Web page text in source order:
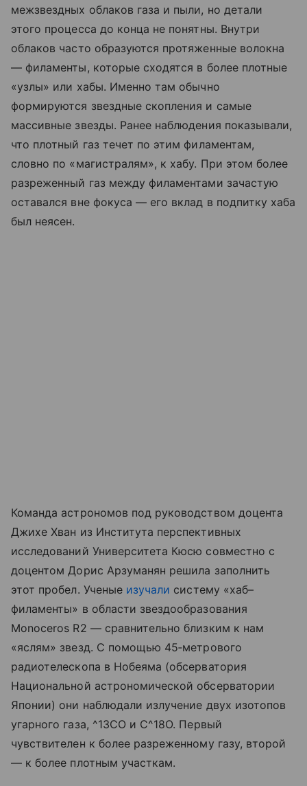
межзвездных облаков газа и пыли, но детали
этого процесса до конца не понятны. Внутри
облаков часто образуются протяженные волокна
— филаменты, которые сходятся в более плотные
«узлы» или хабы. Именно там обычно
формируются звездные скопления и самые
массивные звезды. Ранее наблюдения показывали,
что плотный газ течет по этим филаментам,
словно по «магистралям», к хабу. При этом более
разреженный газ между филаментами зачастую
оставался вне фокуса — его вклад в подпитку хаба
был неясен.
Команда астрономов под руководством доцента
Джихе Хван из Института перспективных
исследований Университета Кюсю совместно с
доцентом Дорис Арзуманян решила заполнить
этот пробел. Ученые изучали систему «хаб–
филаменты» в области звездообразования
Monoceros R2 — сравнительно близким к нам
«яслям» звезд. С помощью 45‑метрового
радиотелескопа в Нобеяма (обсерватория
Национальной астрономической обсерватории
Японии) они наблюдали излучение двух изотопов
угарного газа, ^13CO и C^18O. Первый
чувствителен к более разреженному газу, второй
— к более плотным участкам.